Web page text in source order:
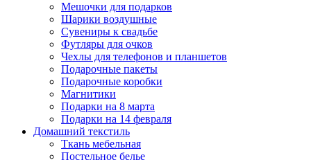
Мешочки для подарков
Шарики воздушные
Сувениры к свадьбе
Футляры для очков
Чехлы для телефонов и планшетов
Подарочные пакеты
Подарочные коробки
Магнитики
Подарки на 8 марта
Подарки на 14 февраля
Домашний текстиль
Ткань мебельная
Постельное белье